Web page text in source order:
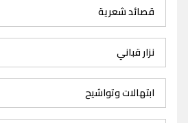
قصائد شعرية
نزار قباني
ابتهالات وتواشيح